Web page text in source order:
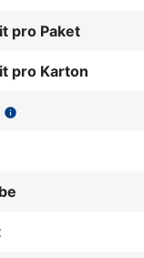
pro Paket
pro Karton
info